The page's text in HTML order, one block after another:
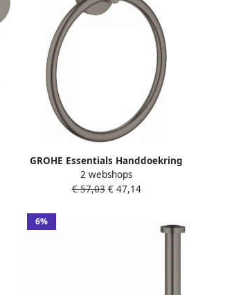
GROHE Essentials Handdoekring
rond wand 1-gats 180mm
diameter hard graphite
2 webshops
€ 57,03€ 47,14
6%